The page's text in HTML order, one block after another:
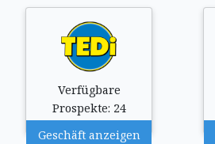
Verfügbare
Prospekte: 24
Geschäft anzeigen